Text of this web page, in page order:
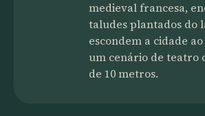
medieval francesa,
taludes plantados do
escondem a cidade
um cenário de teatro
de 10 metros.